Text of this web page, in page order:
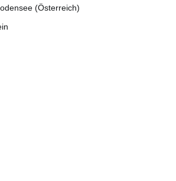
(Österreich)